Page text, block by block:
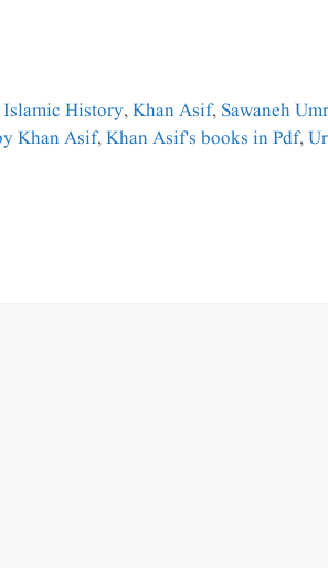
Islamic History,Khan Asif, Sawaneh
Khan Asif,Khan Asif's books in Pdf,